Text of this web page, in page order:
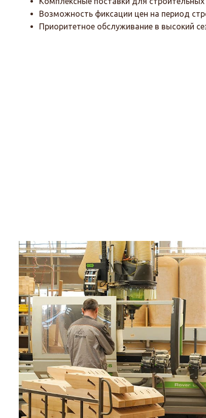
Возможность фиксации цен на период
Приоритетное обслуживание в высокий